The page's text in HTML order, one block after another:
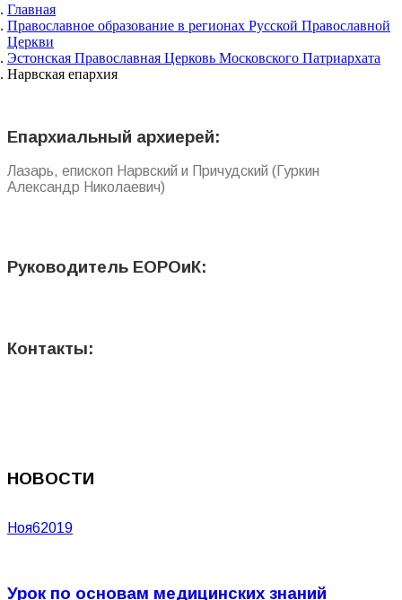
Главная
Православное образование в регионах Русской Православной
Церкви
Эстонская Православная Церковь Московского Патриархата
Нарвская епархия
Епархиальный архиерей:
Лазарь, епископ Нарвский и Причудский (Гуркин
Александр Николаевич)
Руководитель ЕОРОиК:
Контакты:
НОВОСТИ
Ноя62019
Урок по основам медицинских знаний